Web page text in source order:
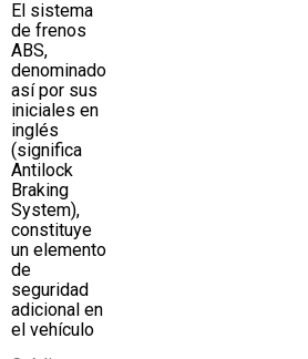
El sistema
de frenos
ABS,
denominado
así por sus
iniciales en
inglés
(significa
Antilock
Braking
System),
constituye
un elemento
de
seguridad
adicional en
el vehículo